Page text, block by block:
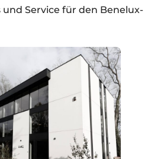
Service für den Benelux-